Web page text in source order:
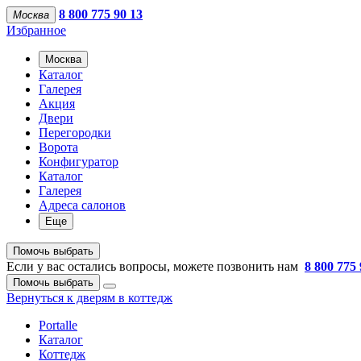
Москва
8 800 775 90 13
Избранное
Москва
Каталог
Галерея
Акция
Двери
Перегородки
Ворота
Конфигуратор
Каталог
Галерея
Адреса салонов
Еще
Помочь выбрать
Если у вас остались вопросы, можете позвонить нам 8 800 775
Помочь выбрать
Вернуться к дверям в коттедж
Portalle
Каталог
Коттедж